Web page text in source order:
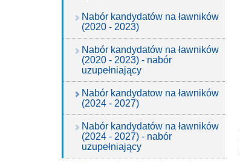
Nabór kandydatów na ławników
(2020 - 2023)
Nabór kandydatów na ławników
(2020 - 2023) - nabór
uzupełniający
Nabór kandydatow na ławników
(2024 - 2027)
Nabór kandydatów na ławników
(2024 - 2027) - nabór
uzupełniający